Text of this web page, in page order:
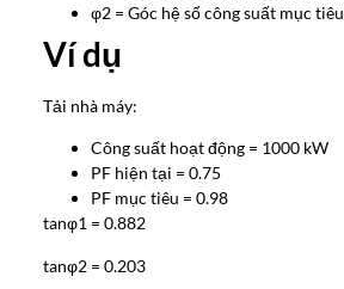
φ2 = Góc hệ số công suất mục tiêu
Ví dụ
Tải nhà máy:
Công suất hoạt động = 1000 kW
PF hiện tại = 0.75
PF mục tiêu = 0.98
tanφ1 = 0.882
tanφ2 = 0.203